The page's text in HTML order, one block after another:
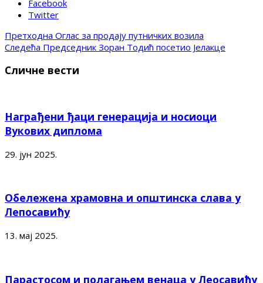
Facebook
Twitter
Претходна Оглас за продају путничких возила
Следећа Председник Зоран Тодић посетио Јелакце
Сличне вести
Награђени ђаци генерација и носиоци
Вукових диплома
29. јун 2025.
Обележена храмовна и општинска слава у
Лепосавићу
13. мај 2025.
Парастосом и полагањем венаца у Леосавићу